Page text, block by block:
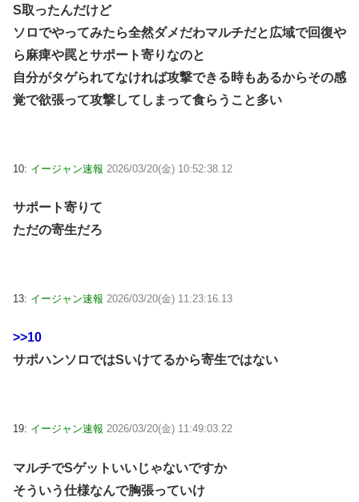
S取ったんだけど
ソロでやってみたら全然ダメだわマルチだと広域で回復や
ら麻痺や罠とサポート寄りなのと
自分がタゲられてなければ攻撃できる時もあるからその感
覚で欲張って攻撃してしまって食らうこと多い
10: イージャン速報 2026/03/20(金) 10:52:38.12
サポート寄りて
ただの寄生だろ
13: イージャン速報 2026/03/20(金) 11:23:16.13
>>10
サポハンソロではSいけてるから寄生ではない
19: イージャン速報 2026/03/20(金) 11:49:03.22
マルチでSゲットいいじゃないですか
そういう仕様なんで胸張っていけ